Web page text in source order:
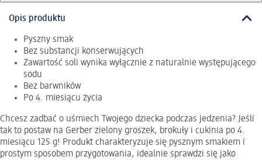
Opis produktu
Pyszny smak
Bez substancji konserwujących
Zawartość soli wynika wyłącznie z naturalnie występującego
sodu
Bez barwników
Po 4. miesiącu życia
Chcesz zadbać o uśmiech Twojego dziecka podczas jedzenia? Jeśli
tak to postaw na Gerber zielony groszek, brokuły i cukinia po 4.
miesiącu 125 g! Produkt charakteryzuje się pysznym smakiem i
prostym sposobem przygotowania, idealnie sprawdzi się jako